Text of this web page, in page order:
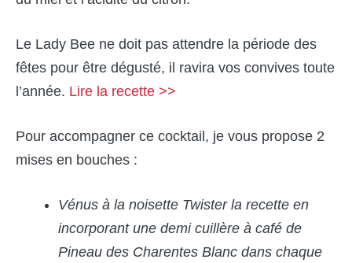
Le Lady Bee ne doit pas attendre la période des
fêtes pour être dégusté, il ravira vos convives toute
l’année. Lire la recette >>
Pour accompagner ce cocktail, je vous propose 2
mises en bouches :
Vénus à la noisette Twister la recette en
incorporant une demi cuillère à café de
Pineau des Charentes Blanc dans chaque